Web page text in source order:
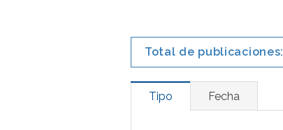
Total de publicaciones:
Tipo Fecha